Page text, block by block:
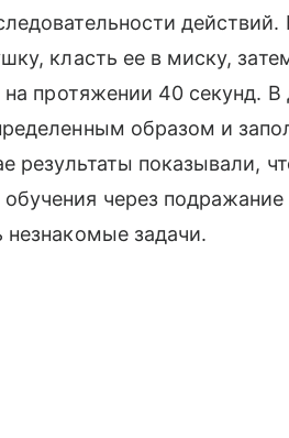
класть ее в миску,
на протяжении 40 секунд.
образом и
результаты показывали,
через подражание
незнакомые задачи.